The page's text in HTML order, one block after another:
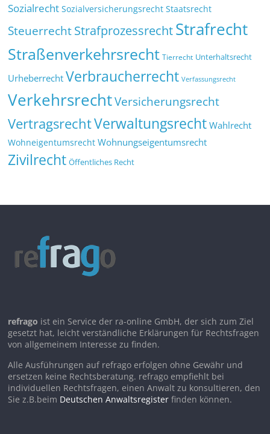
Sozialrecht Sozialversicherungsrecht Staatsrecht
SteuerrechtStrafprozessrechtStrafrecht
Straßenverkehrsrecht Tierrecht Unterhaltsrecht
Urheberrecht Verbraucherrecht Verfassungsrecht
VerkehrsrechtVersicherungsrecht
VertragsrechtVerwaltungsrecht Wahlrecht
Wohneigentumsrecht Wohnungseigentumsrecht
Zivilrecht Öffentliches Recht
refrago ist ein Service der ra-online GmbH, der sich zum Ziel
gesetzt hat, leicht verständliche Erklärungen für Rechtsfragen
von allgemeinem Interesse zu finden.
Alle Ausführungen auf refrago erfolgen ohne Gewähr und
ersetzen keine Rechtsberatung. refrago empfiehlt bei
individuellen Rechtsfragen, einen Anwalt zu konsultieren, den
Sie z.B.beim Deutschen Anwaltsregister finden können.